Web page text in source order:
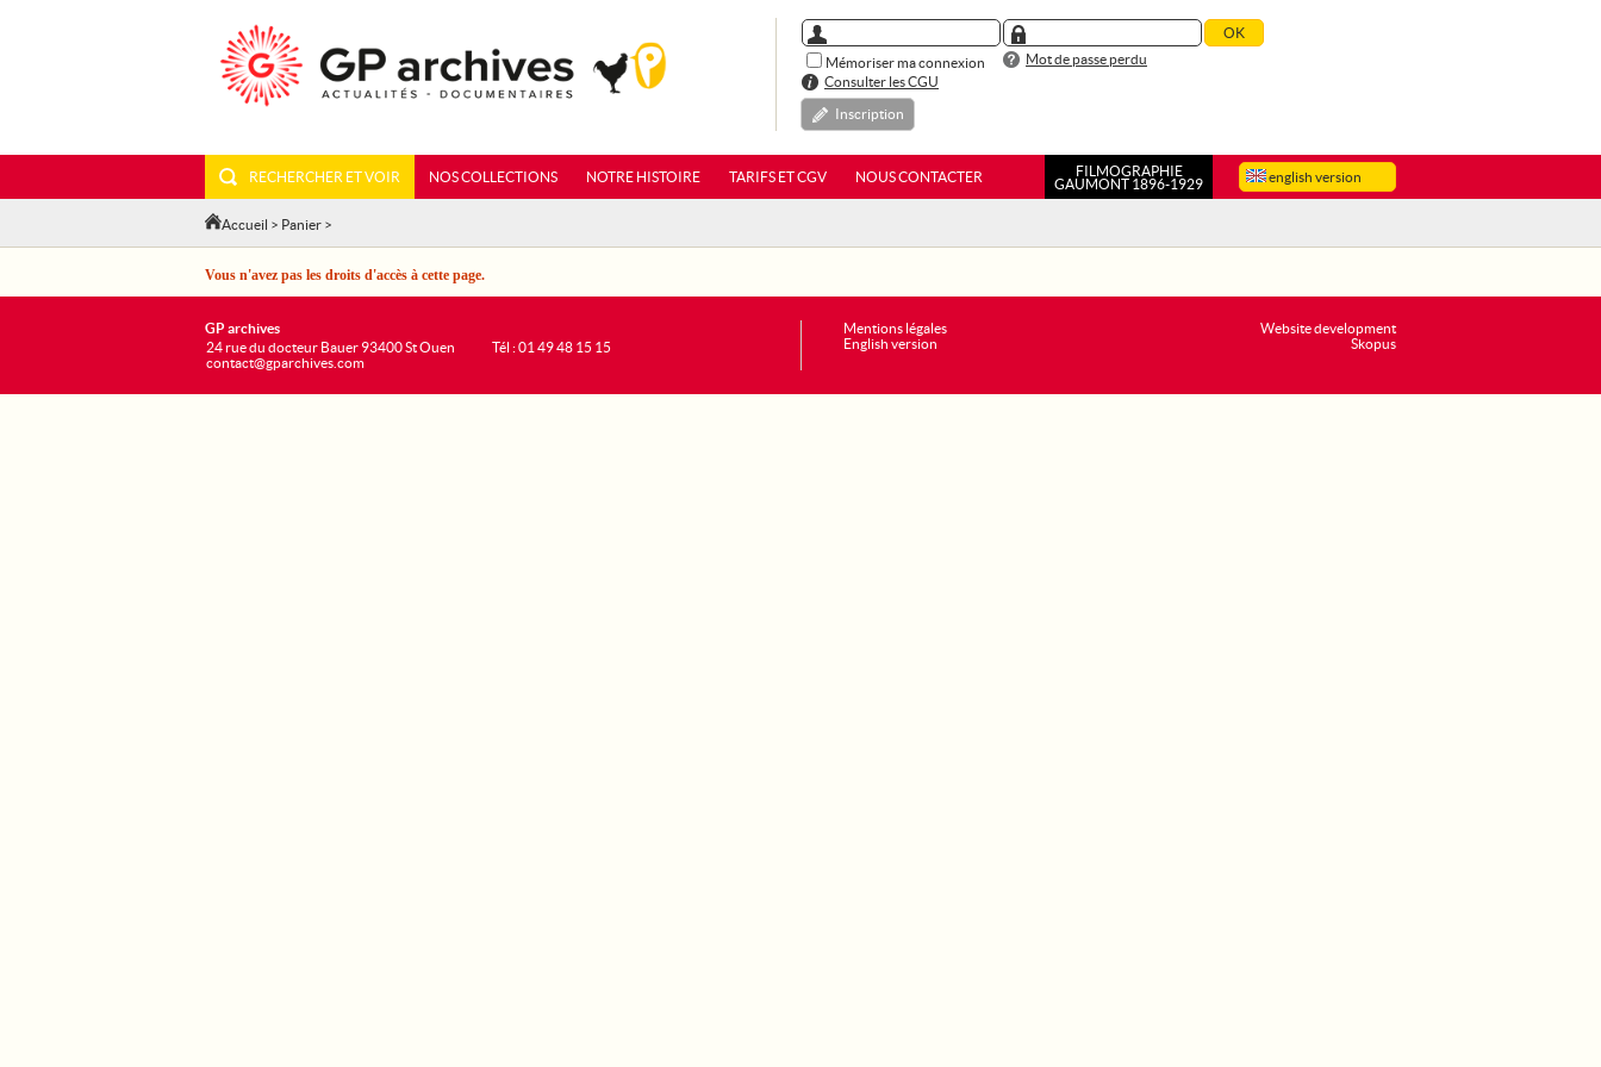
Mémoriser ma connexion
Mot de passe perdu
Consulter les CGU
Inscription
english version
RECHERCHER ET VOIR NOS COLLECTIONS NOTRE HISTOIRE TARIFS ET CGV NOUS CONTACTER
FILMOGRAPHIE
GAUMONT 1896-1929
Accueil > Panier >
Vous n'avez pas les droits d'accès à cette page.
Website development
Skopus
GP archives
24 rue du docteur Bauer 93400 St Ouen
contact@gparchives.com
Tél : 01 49 48 15 15
Mentions légales
English version